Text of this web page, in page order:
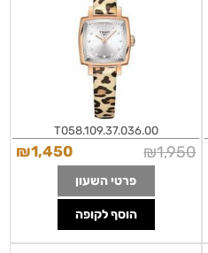
Strap T0581093703600
T058.109.37.036.00
₪1,950
₪1,450
פרטי השעון
הוסף לקופה